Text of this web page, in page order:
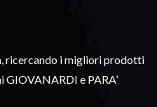
ricercando i migliori prodotti
e PARA’